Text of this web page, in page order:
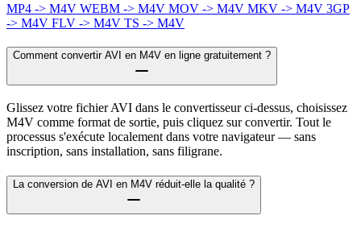
MP4 -> M4V WEBM -> M4V MOV -> M4V MKV -> M4V 3GP
-> M4V FLV -> M4V TS -> M4V
Comment convertir AVI en M4V en ligne gratuitement ?
Glissez votre fichier AVI dans le convertisseur ci-dessus, choisissez
M4V comme format de sortie, puis cliquez sur convertir. Tout le
processus s'exécute localement dans votre navigateur — sans
inscription, sans installation, sans filigrane.
La conversion de AVI en M4V réduit-elle la qualité ?